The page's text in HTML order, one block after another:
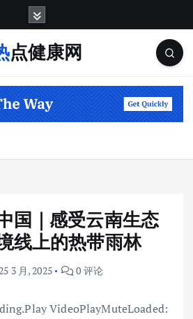
热点健康网
国｜感受云南生态
线上的热带雨林
3 月, 2025 0 评论
VideoPlayMuteLoaded: